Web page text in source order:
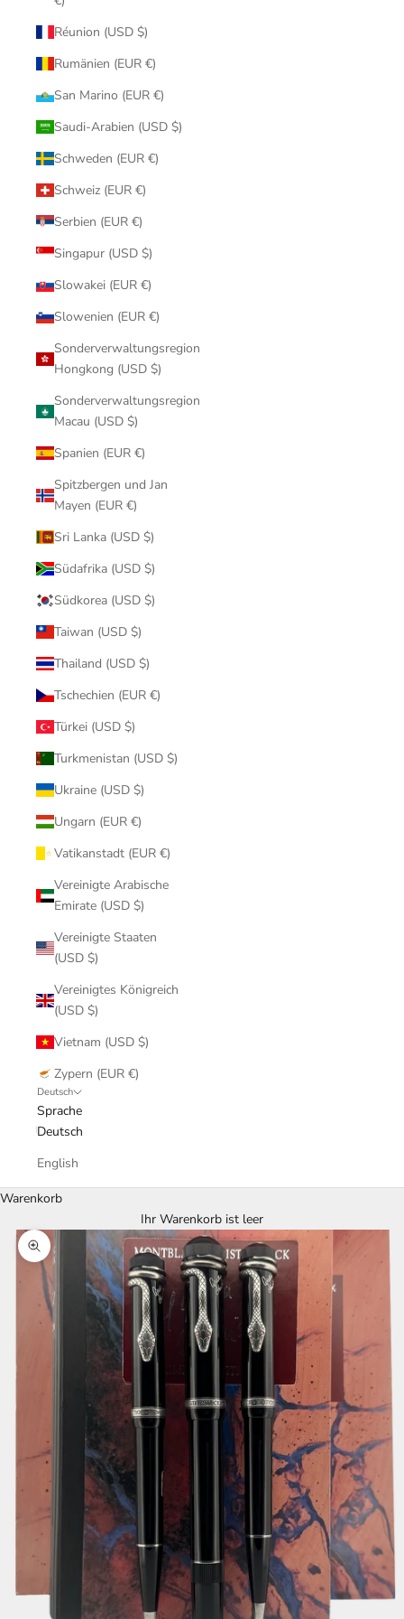
Réunion (USD $)
Rumänien (EUR €)
San Marino (EUR €)
Saudi-Arabien (USD $)
Schweden (EUR €)
Schweiz (EUR €)
Serbien (EUR €)
Singapur (USD $)
Slowakei (EUR €)
Slowenien (EUR €)
Sonderverwaltungsregion
Hongkong (USD $)
Sonderverwaltungsregion
Macau (USD $)
Spanien (EUR €)
Spitzbergen und Jan
Mayen (EUR €)
Sri Lanka (USD $)
Südafrika (USD $)
Südkorea (USD $)
Taiwan (USD $)
Thailand (USD $)
Tschechien (EUR €)
Türkei (USD $)
Turkmenistan (USD $)
Ukraine (USD $)
Ungarn (EUR €)
Vatikanstadt (EUR €)
Vereinigte Arabische
Emirate (USD $)
Vereinigte Staaten
(USD $)
Vereinigtes Königreich
(USD $)
Vietnam (USD $)
Zypern (EUR €)
Deutsch
Sprache
Deutsch
English
Warenkorb
Ihr Warenkorb ist leer
Bild vergrößern